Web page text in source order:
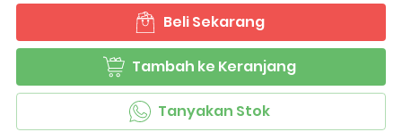
` Beli Sekarang
` Tambah ke Keranjang
` Tanyakan Stok